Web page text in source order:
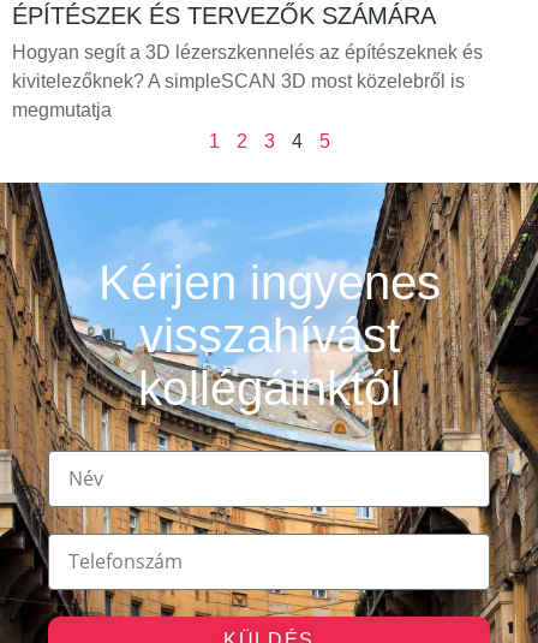
ÉPÍTÉSZEK ÉS TERVEZŐK SZÁMÁRA
Hogyan segít a 3D lézerszkennelés az építészeknek és
kivitelezőknek? A simpleSCAN 3D most közelebről is
megmutatja
1
2 3 4 5
Kérjen ingyenes
visszahívást
kollégáinktól